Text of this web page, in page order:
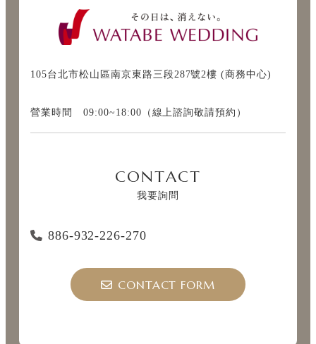
105台北市松山區南京東路三段287號2樓 (商務中心)
營業時間 09:00~18:00（線上諮詢敬請預約）
CONTACT
我要詢問
886-932-226-270
CONTACT FORM